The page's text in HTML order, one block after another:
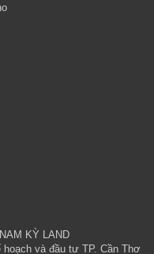
KỲ LAND
và đầu tư TP. Cần Thơ